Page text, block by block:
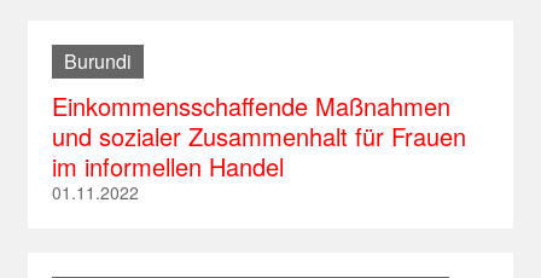
Tansania
Togo
Uganda
St. Lucia
St. Kitts und Nevis
St. Vincent und die Grenadinen
Trinidad und Tobago
Russland
Serbien
Slowakei
Slowenien
Burundi
Einkommensschaffende Maßnahmen
und sozialer Zusammenhalt für Frauen
im informellen Handel
01.11.2022